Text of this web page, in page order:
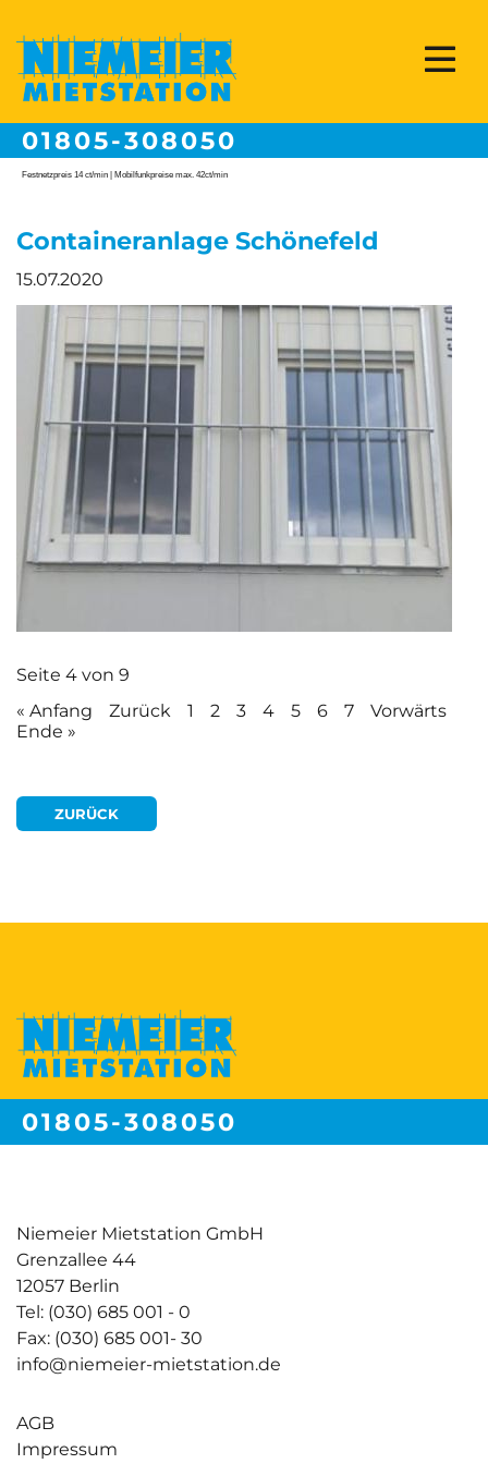
01805-308050
Festnetzpreis 14 ct/min | Mobilfunkpreise max. 42ct/min
Containeranlage Schönefeld
15.07.2020
Seite 4 von 9
« Anfang
Zurück 1 2 3 4 5 6 7
Vorwärts
Ende »
ZURÜCK
01805-308050
Niemeier Mietstation GmbH
Grenzallee 44
12057 Berlin
Tel: (030) 685 001 - 0
Fax: (030) 685 001- 30
info@niemeier-mietstation.de
AGB
Impressum